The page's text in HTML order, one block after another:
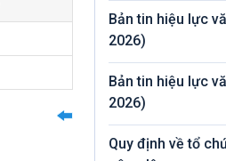
Bản tin hiệu lực
2026)
Bản tin hiệu lực
2026)
Quy định về tổ